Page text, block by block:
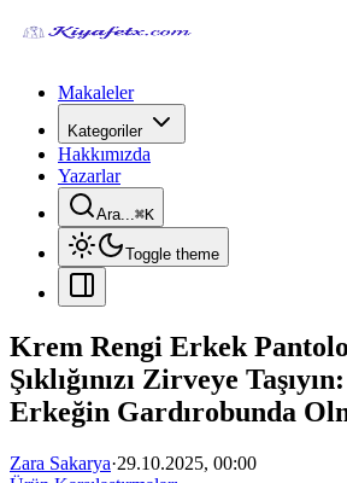
Makaleler
Kategoriler
Hakkımızda
Yazarlar
Ara...⌘K
Toggle theme
Krem Rengi Erkek
Şıklığınızı Zirveye
Erkeğin Gardırobunda
Zara Sakarya·29.10.2025, 00:00